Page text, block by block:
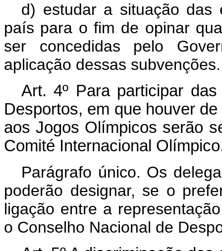
d) estudar a situação das
país para o fim de opinar
ser concedidas pelo
aplicação dessas subvenções.
Art. 4º Para participar
Desportos, em que houver
aos Jogos Olímpicos serão
Comité Internacional
Parágrafo único. Os
poderão designar, se o
ligação entre a
o Conselho Nacional de